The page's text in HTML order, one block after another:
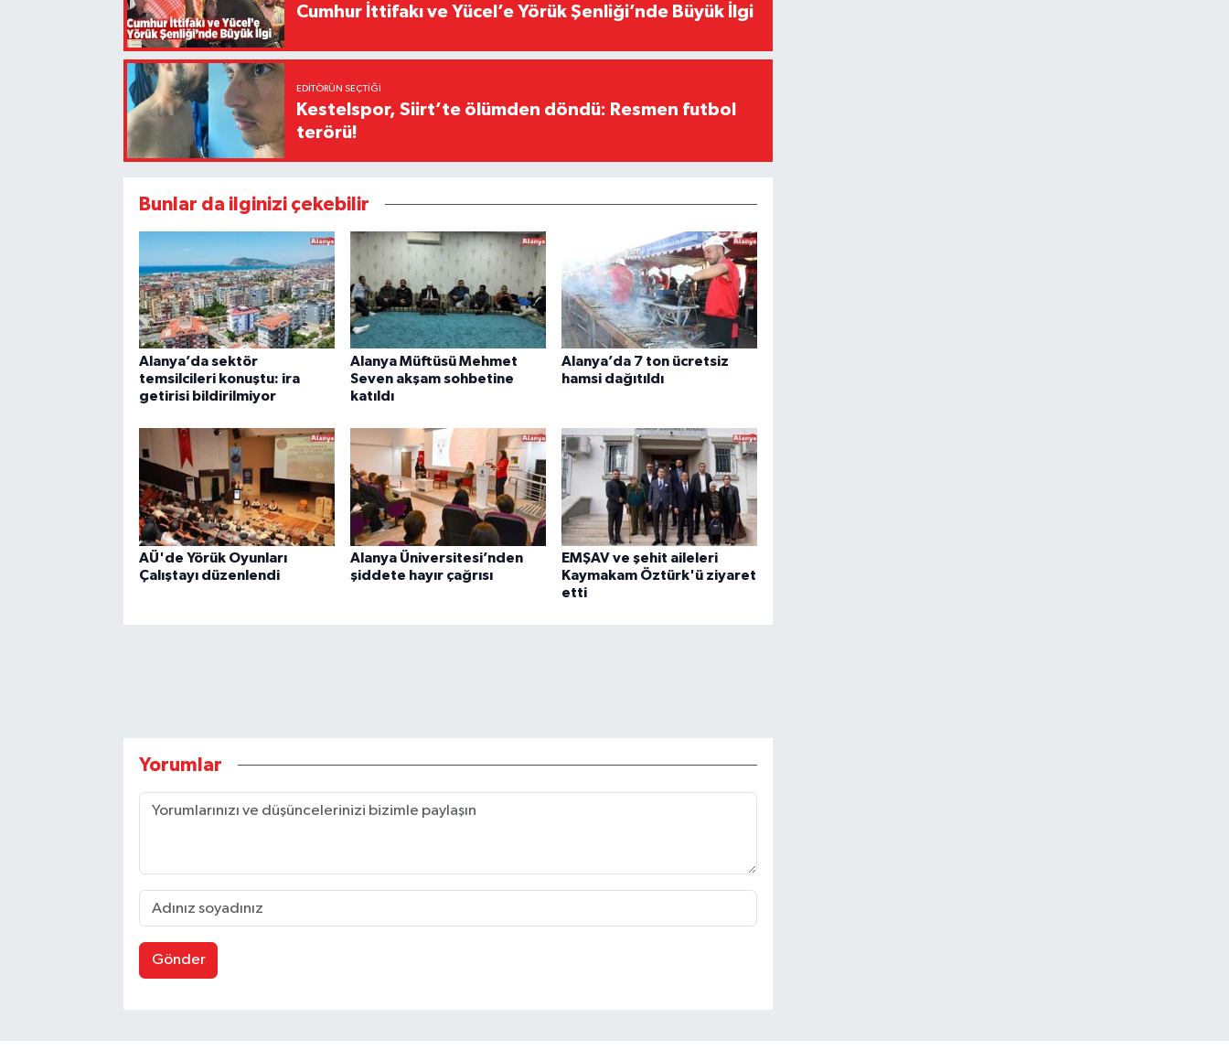
Cumhur İttifakı ve Yücel’e Yörük Şenliği’nde Büyük İlgi
EDITÖRÜN SEÇTIĞI
Kestelspor, Siirt’te ölümden döndü: Resmen futbol
terörü!
Bunlar da ilginizi çekebilir
Alanya’da sektör
temsilcileri konuştu: ira
getirisi bildirilmiyor
Alanya Müftüsü Mehmet
Seven akşam sohbetine
katıldı
Alanya’da 7 ton ücretsiz
hamsi dağıtıldı
AÜ'de Yörük Oyunları
Çalıştayı düzenlendi
Alanya Üniversitesi’nden
şiddete hayır çağrısı
EMŞAV ve şehit aileleri
Kaymakam Öztürk'ü ziyaret
etti
Yorumlar
Gönder